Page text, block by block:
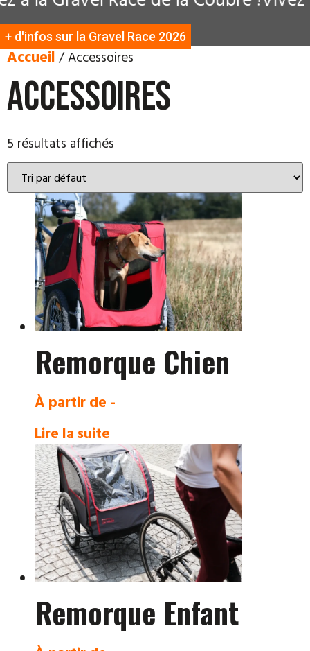
+ d'infos sur la Gravel Race 2026
Accueil/ Accessoires
Accessoires
5 résultats affichés
Remorque Chien
À partir de -
Lire la suite
Remorque Enfant